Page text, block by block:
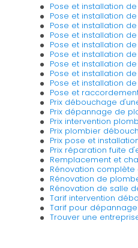
Pose et installation
Pose et installation
Pose et installation
Pose et installation
Pose et installation
Pose et installation
Pose et installation
Pose et installation
Pose et installation
Pose et
Prix débouchage
Prix dépannage de
Prix intervention
Prix plombier
Prix pose et
Prix réparation fuite
Remplacement et
Rénovation
Rénovation de
Rénovation de salle
Tarif intervention
Tarif pour
Trouver une